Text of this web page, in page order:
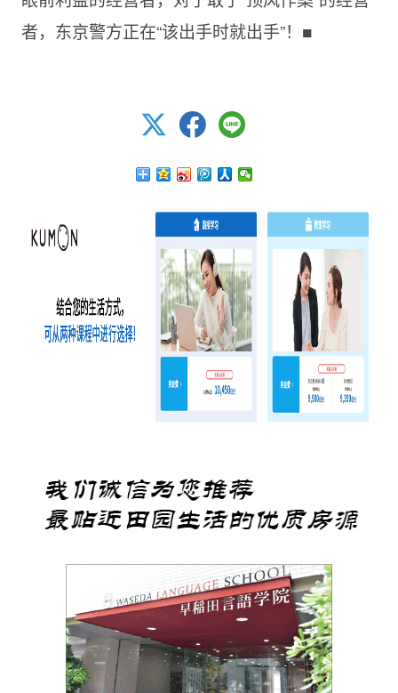
者，东京警方正在“该出手时就出手”！■